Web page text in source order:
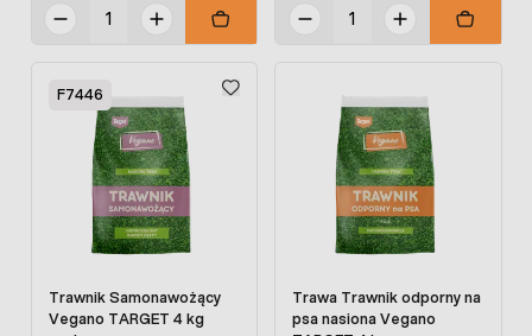
F7446
Trawnik Samonawożący
Vegano TARGET 4 kg
Trawa Trawnik odporny na
psa nasiona Vegano